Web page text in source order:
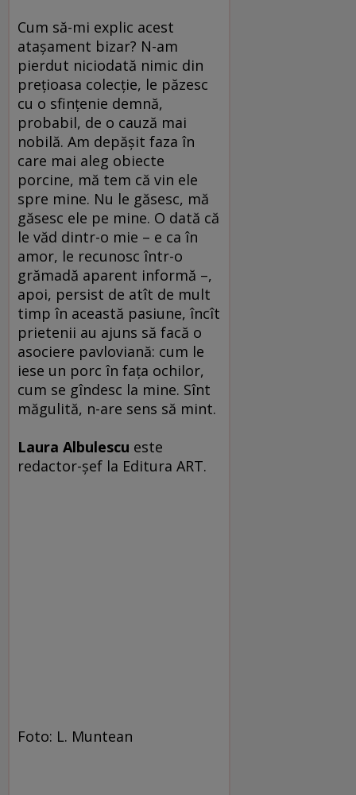
Cum să-mi explic acest
ataşament bizar? N-am
pierdut niciodată nimic din
preţioasa colecţie, le păzesc
cu o sfinţenie demnă,
probabil, de o cauză mai
nobilă. Am depăşit faza în
care mai aleg obiecte
porcine, mă tem că vin ele
spre mine. Nu le găsesc, mă
găsesc ele pe mine. O dată că
le văd dintr-o mie – e ca în
amor, le recunosc într-o
grămadă aparent informă –,
apoi, persist de atît de mult
timp în această pasiune, încît
prietenii au ajuns să facă o
asociere pavloviană: cum le
iese un porc în faţa ochilor,
cum se gîndesc la mine. Sînt
măgulită, n-are sens să mint.
Laura Albulescu este
redactor-şef la Editura ART.
Foto: L. Muntean